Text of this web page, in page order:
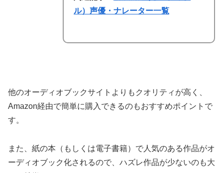
ル）声優・ナレーター一覧
他のオーディオブックサイトよりもクオリティが高く、
Amazon経由で簡単に購入できるのもおすすめポイントで
す。
また、紙の本（もしくは電子書籍）で人気のある作品がオ
ーディオブック化されるので、ハズレ作品が少ないのも大